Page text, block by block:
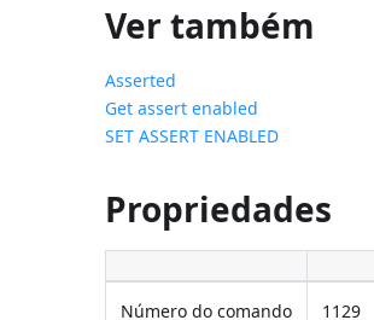
Ver também
Asserted
Get assert enabled
SET ASSERT ENABLED
Propriedades
Número do comando 1129